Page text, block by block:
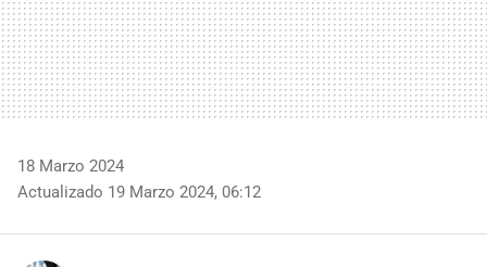
18 Marzo 2024
Actualizado 19 Marzo 2024, 06:12